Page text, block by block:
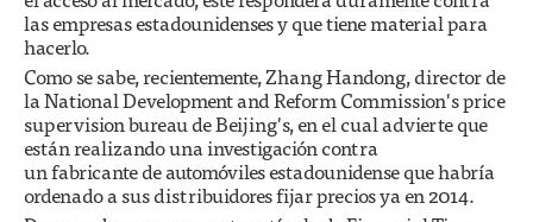
las empresas estadounidenses y que tiene material para
hacerlo.
Como se sabe, recientemente, Zhang Handong, director de
la National Development and Reform Commission's price
supervision bureau de Beijing's, en el cual advierte que
están realizando una investigación contra
un fabricante de automóviles estadounidense que habría
ordenado a sus distribuidores fijar precios ya en 2014.